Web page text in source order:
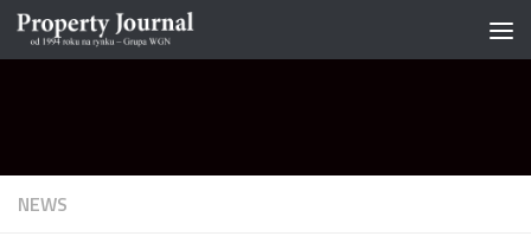
Skip to content
NEWS